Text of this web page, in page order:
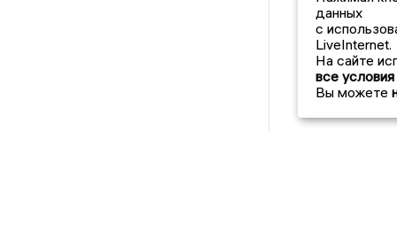
данных
с
LiveInternet.
На сайте
все
Вы можете